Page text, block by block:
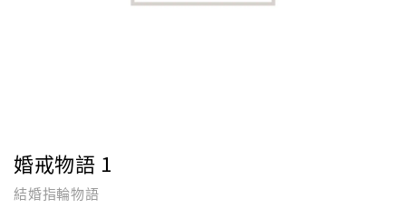
婚戒物語 1
結婚指輪物語